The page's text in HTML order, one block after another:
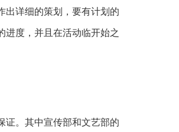
出详细的策划，要有计划的
进度，并且在活动临开始之
证。其中宣传部和文艺部的